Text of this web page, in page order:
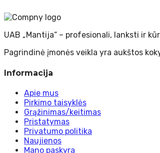
UAB „Mantija“ – profesionali, lanksti ir
Pagrindinė įmonės veikla yra aukštos
Informacija
Apie mus
Pirkimo taisyklės
Grąžinimas/keitimas
Pristatymas
Privatumo politika
Naujienos
Mano paskyra